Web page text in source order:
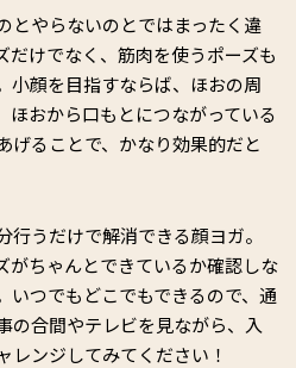
とやらないのとではまったく違
だけでなく、筋肉を使うポーズも
小顔を目指すならば、ほおの周
ほおから口もとにつながっている
げることで、かなり効果的だと
うだけで解消できる顔ヨガ。
がちゃんとできているか確認しな
いつでもどこでもできるので、通
の合間やテレビを見ながら、入
レンジしてみてください！